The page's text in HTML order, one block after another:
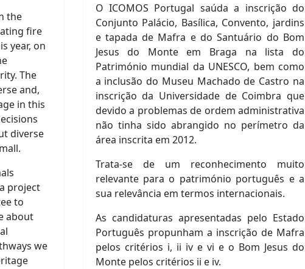
the
fire
year, on
The
and,
in this
diverse
project
to
about
we
O ICOMOS Portugal saúda a inscrição do
Conjunto Palácio, Basílica, Convento, jardins
e tapada de Mafra e do Santuário do Bom
Jesus do Monte em Braga na lista do
Património mundial da UNESCO, bem como
a inclusão do Museu Machado de Castro na
inscrição da Universidade de Coimbra que
devido a problemas de ordem administrativa
não tinha sido abrangido no perímetro da
área inscrita em 2012.
Trata-se de um reconhecimento muito
relevante para o património português e a
sua relevância em termos internacionais.
As candidaturas apresentadas pelo Estado
Português propunham a inscrição de Mafra
pelos critérios i, ii iv e vi e o Bom Jesus do
Monte pelos critérios ii e iv.